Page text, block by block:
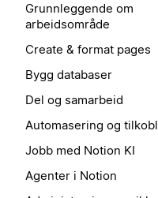
Grunnleggende om
arbeidsområde
Create & format pages
Bygg databaser
Del og samarbeid
Automasering og
Jobb med Notion KI
Agenter i Notion